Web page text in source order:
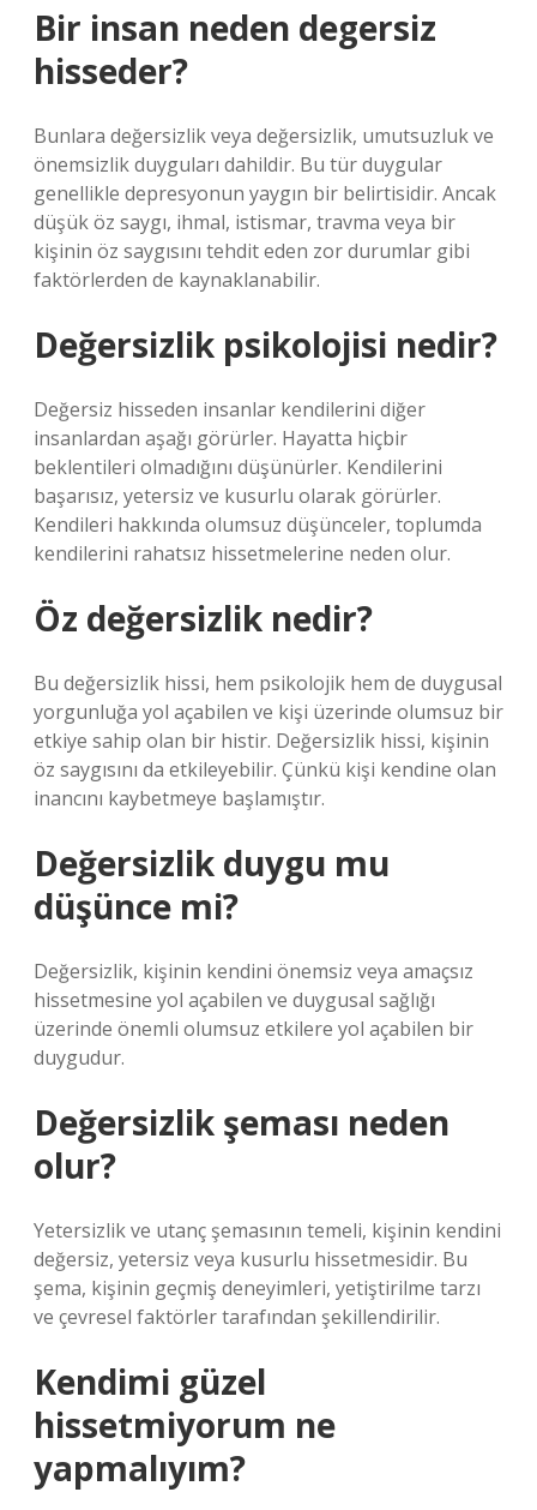
Bir insan neden degersiz
hisseder?
Bunlara değersizlik veya değersizlik, umutsuzluk ve
önemsizlik duyguları dahildir. Bu tür duygular
genellikle depresyonun yaygın bir belirtisidir. Ancak
düşük öz saygı, ihmal, istismar, travma veya bir
kişinin öz saygısını tehdit eden zor durumlar gibi
faktörlerden de kaynaklanabilir.
Değersizlik psikolojisi nedir?
Değersiz hisseden insanlar kendilerini diğer
insanlardan aşağı görürler. Hayatta hiçbir
beklentileri olmadığını düşünürler. Kendilerini
başarısız, yetersiz ve kusurlu olarak görürler.
Kendileri hakkında olumsuz düşünceler, toplumda
kendilerini rahatsız hissetmelerine neden olur.
Öz değersizlik nedir?
Bu değersizlik hissi, hem psikolojik hem de duygusal
yorgunluğa yol açabilen ve kişi üzerinde olumsuz bir
etkiye sahip olan bir histir. Değersizlik hissi, kişinin
öz saygısını da etkileyebilir. Çünkü kişi kendine olan
inancını kaybetmeye başlamıştır.
Değersizlik duygu mu
düşünce mi?
Değersizlik, kişinin kendini önemsiz veya amaçsız
hissetmesine yol açabilen ve duygusal sağlığı
üzerinde önemli olumsuz etkilere yol açabilen bir
duygudur.
Değersizlik şeması neden
olur?
Yetersizlik ve utanç şemasının temeli, kişinin kendini
değersiz, yetersiz veya kusurlu hissetmesidir. Bu
şema, kişinin geçmiş deneyimleri, yetiştirilme tarzı
ve çevresel faktörler tarafından şekillendirilir.
Kendimi güzel
hissetmiyorum ne
yapmalıyım?